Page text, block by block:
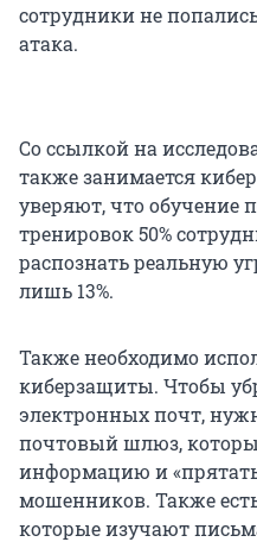
сотрудники не
атака.
Со ссылкой на
также занимается
уверяют, что обучение
тренировок 50%
распознать реальную
лишь 13%.
Также необходимо
киберзащиты. Чтобы
электронных почт,
почтовый шлюз,
информацию и
мошенников. Также
которые изучают